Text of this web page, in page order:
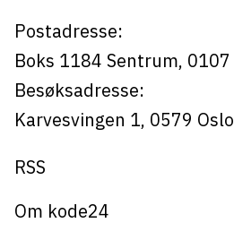
Postadresse:
Boks 1184 Sentrum, 0107
Besøksadresse:
Karvesvingen 1, 0579 Oslo
RSS
Om kode24